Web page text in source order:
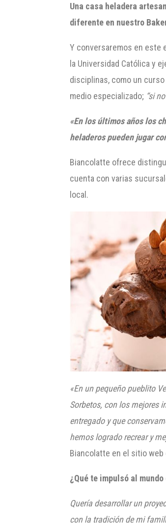
Una casa heladera
diferente en nuestro
Y conversaremos en este
la Universidad Católica y
disciplinas, como un
medio especializado; “si
«En los últimos años los
heladeros pueden jugar
Biancolatte ofrece
cuenta con varias
local.
«En un pequeño pueblito
Sorbetos, con los mejores
entregado y que
hemos logrado recrear y
Biancolatte en el sitio web
¿Qué te impulsó al
Quería desarrollar un
con la tradición de mi